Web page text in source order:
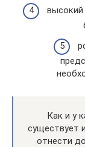
Как и у
существует
отнести